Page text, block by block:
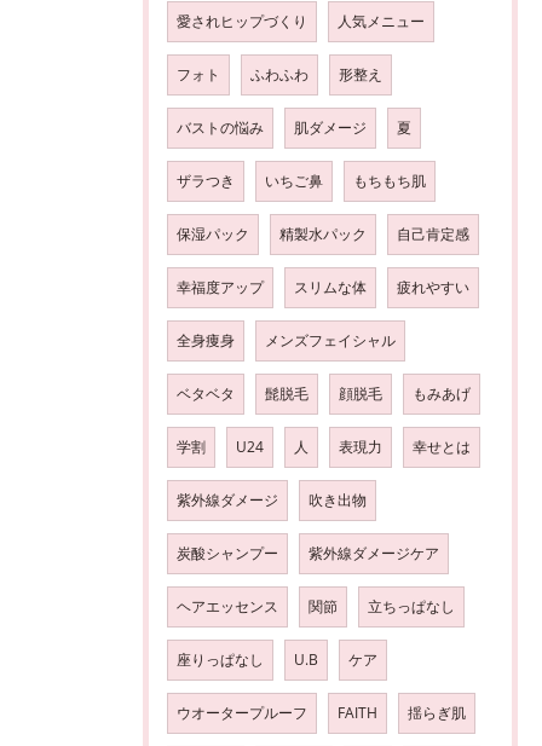
愛されヒップづくり 人気メニュー
フォト ふわふわ 形整え
バストの悩み 肌ダメージ 夏
ザラつき いちご鼻 もちもち肌
保湿パック 精製水パック 自己肯定感
幸福度アップ スリムな体 疲れやすい
全身痩身 メンズフェイシャル
ベタベタ 髭脱毛 顔脱毛 もみあげ
学割 U24 人 表現力 幸せとは
紫外線ダメージ 吹き出物
炭酸シャンプー 紫外線ダメージケア
ヘアエッセンス 関節 立ちっぱなし
座りっぱなし U.B ケア
ウオータープルーフ FAITH 揺らぎ肌